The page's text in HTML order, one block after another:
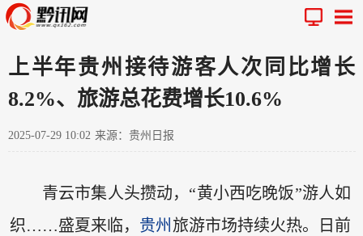
上半年贵州接待游客人次同比增长
8.2%、旅游总花费增长10.6%
2025-07-29 10:02 来源：贵州日报
青云市集人头攒动，“黄小西吃晚饭”游人如
织……盛夏来临， 贵州 旅游市场持续火热。日前